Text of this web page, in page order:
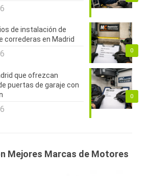
0
de instalación de
correderas en Madrid
0
que ofrezcan
puertas de garaje con
Mejores Marcas de Motores